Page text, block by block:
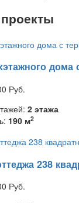
дома
Руб.
2 этажа
190 м2
238
Руб.